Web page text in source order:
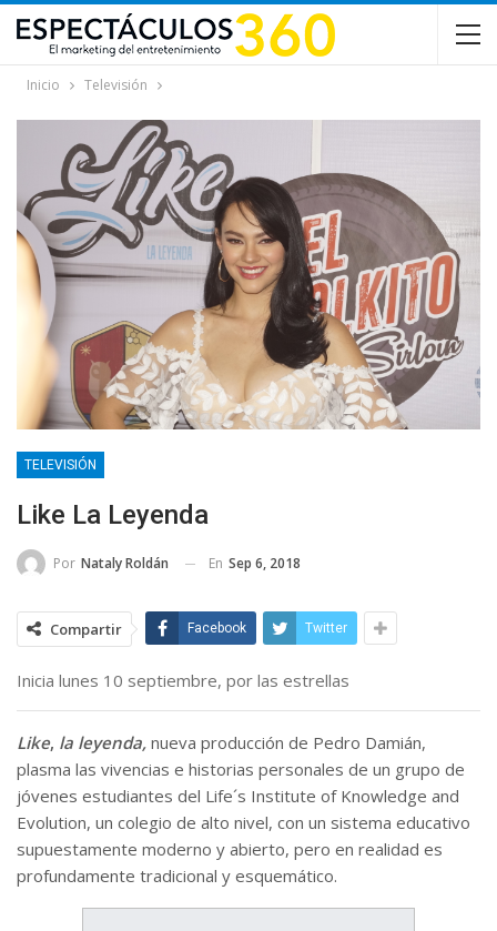
Inicio Televisión
TELEVISIÓN
Like La Leyenda
Por Nataly Roldán En Sep 6, 2018
Compartir Facebook Twitter
Inicia lunes 10 septiembre, por las estrellas
Like, la leyenda, nueva producción de Pedro Damián,
plasma las vivencias e historias personales de un grupo de
jóvenes estudiantes del Life´s Institute of Knowledge and
Evolution, un colegio de alto nivel, con un sistema educativo
supuestamente moderno y abierto, pero en realidad es
profundamente tradicional y esquemático.